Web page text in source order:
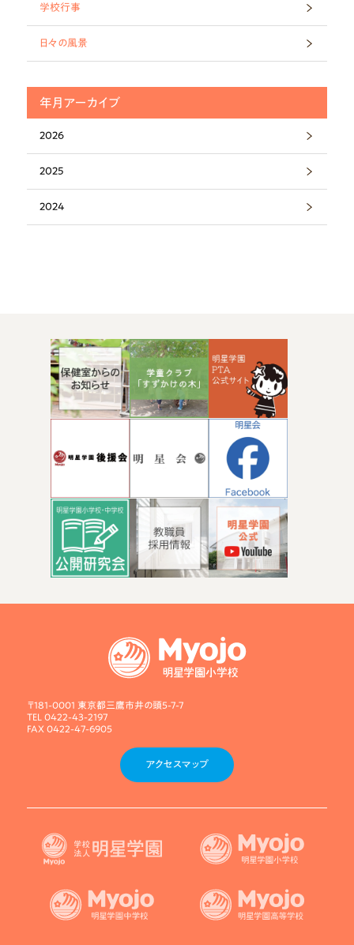
学校行事
日々の風景
年月アーカイブ
2026
2025
2024
〒181-0001 東京都三鷹市井の頭5-7-7
TEL 0422-43-2197
FAX 0422-47-6905
アクセスマップ